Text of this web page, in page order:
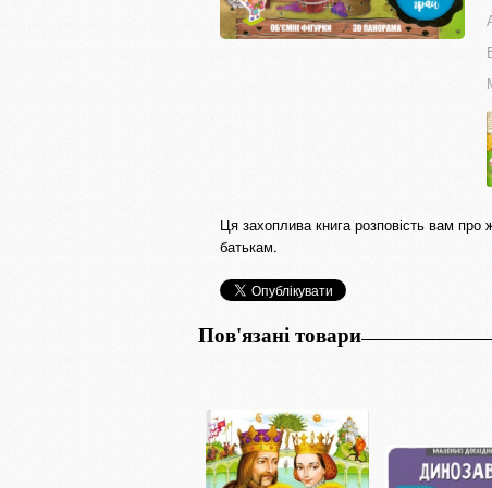
Ця захоплива книга розповість вам про
батькам.
Пов'язані товари